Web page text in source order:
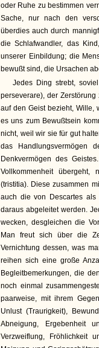
oder Ruhe zu bestimmen
Sache, nur nach den
überdies auch durch
die Schlafwandler, das
unserer Einbildung; die
bewußt sind, die Ursachen
Jedes Ding strebt,
perseverare), der
auf den Geist bezieht, Wille,
es uns zum Bewußtsein
nicht, weil wir sie für gut
das Handlungsvermögen
Denkvermögen des
Vollkommenheit
(tristitia). Diese zusammen
auch die von Descartes als
daraus abgeleitet werden.
wecken, desgleichen die
Man freut sich über die
Vernichtung dessen, was
reihen sich eine große
Begleitbemerkungen, die
noch einmal
paarweise, mit ihrem
Unlust (Traurigkeit),
Abneigung, Ergebenheit
Verzweiflung, Fröhlichkeit